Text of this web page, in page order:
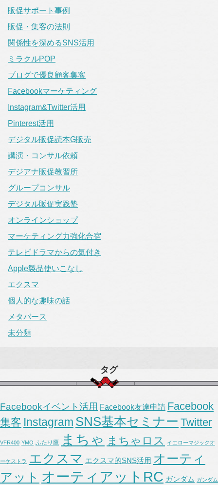
販促サポート事例
販促・集客の法則
関係性を深めるSNS活用
ミラクルPOP
ブログで優良顧客集客
Facebookマーケティング
Instagram&Twitter活用
Pinterest活用
デジタル販促読本G販売
講演・コンサル依頼
デジアナ販促教習所
グループコンサル
デジタル販促実践塾
オンラインショップ
マーケティング力強化合宿
テレビドラマからの気付き
Apple製品使いこなし
エクスマ
個人的な趣味の話
メタバース
未分類
タグ
Facebookイベント活用 Facebook友達申請 Facebook
集客 Instagram SNS基本セミナー Twitter
VFR400 YMO ふたり鷹 まちゃ まちゃロス イエローマジックオ
ーケストラ エクスマ エクスマ的SNS活用 オーティ
アット オーティアットRC ガンダム ガンダム